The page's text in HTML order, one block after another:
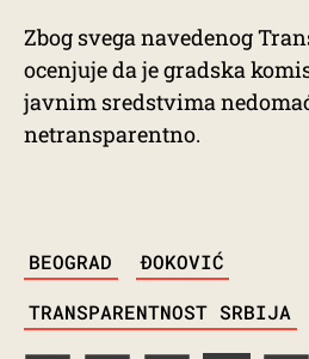
Zbog svega navedenog
ocenjuje da je gradska
javnim sredstvima
netransparentno.
BEOGRAD ĐOKOVIĆ
TRANSPARENTNOST SRBIJA